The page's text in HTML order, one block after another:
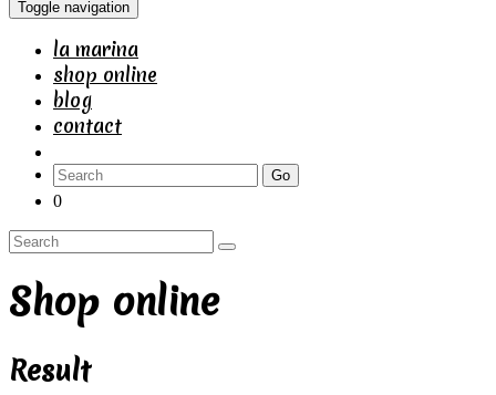
Toggle navigation
la marina
shop online
blog
contact
Go
0
Shop online
Result